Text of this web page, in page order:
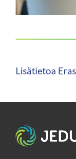
content/
Lisätietoa
Etusivu